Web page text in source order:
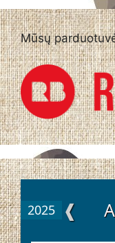
Mūsų
2025 ❰